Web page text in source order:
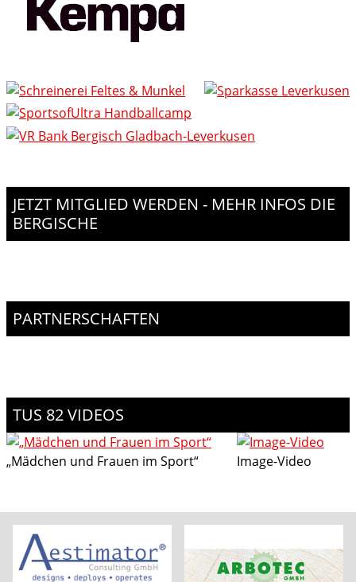
JETZT MITGLIED WERDEN - MEHR INFOS DIE
BERGISCHE
PARTNERSCHAFTEN
TUS 82 VIDEOS
„Mädchen und Frauen im Sport“ Image-Video